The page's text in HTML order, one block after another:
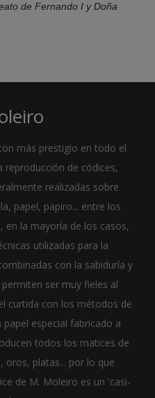
de Fernando I y Doña
más prestigio en todo el
reproducción de códices,
realizadas sobre
papel, papiro... entre los
en la mayoría de los casos,
utilizadas para la
con la sabiduría y
ser muy fieles al
curtida con los métodos de
especial fabricado a
todos los matices de
oros, platas... por lo que
de M. Moleiro es un 'casi-